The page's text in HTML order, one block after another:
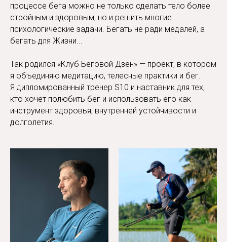
процессе бега можно не только сделать тело более
стройным и здоровым, но и решить многие
психологические задачи. Бегать не ради медалей, а
бегать для Жизни...
Так родился «Клуб Беговой Дзен» — проект, в котором
я объединяю медитацию, телесные практики и бег.
Я дипломированный тренер S10 и наставник для тех,
кто хочет полюбить бег и использовать его как
инструмент здоровья, внутренней устойчивости и
долголетия.